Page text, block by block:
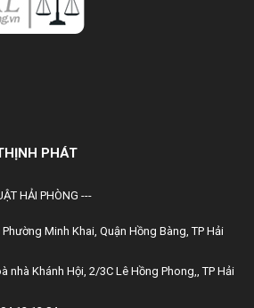
PHÁT
HẢI PHÒNG ---
Minh Khai, Quận Hồng Bàng, TP Hải
nhà Khánh Hội, 2/3C Lê Hồng Phong,, TP Hải